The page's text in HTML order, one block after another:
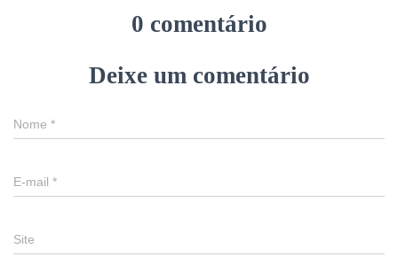
0 comentário
Deixe um comentário
Nome *
E-mail *
Site